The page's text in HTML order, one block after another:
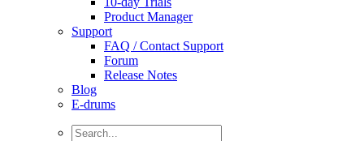
Product Manager
Support
FAQ / Contact Support
Forum
Release Notes
Blog
E-drums